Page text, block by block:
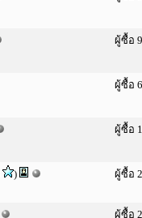
ผู้ซื้อ
ผู้ซื้อ
ผู้ซื้อ
) ผู้ซื้อ
ผู้ซื้อ